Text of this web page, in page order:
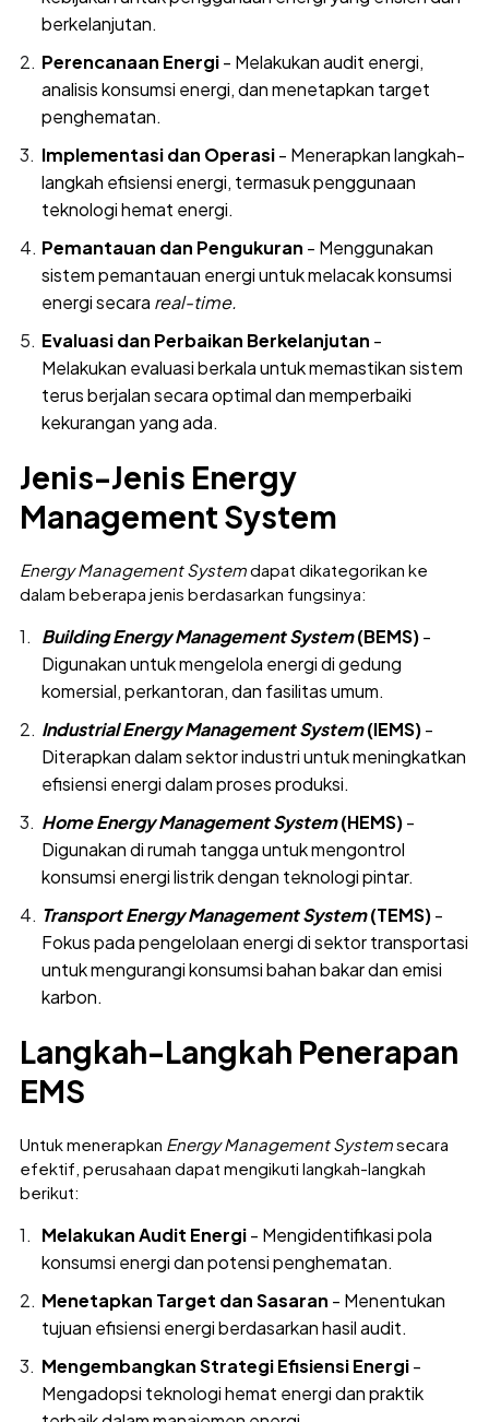
berkelanjutan.
Perencanaan Energi- Melakukan audit energi,
analisis konsumsi energi, dan menetapkan target
penghematan.
Implementasi dan Operasi- Menerapkan langkah-
langkah efisiensi energi, termasuk penggunaan
teknologi hemat energi.
Pemantauan dan Pengukuran - Menggunakan
sistem pemantauan energi untuk melacak konsumsi
energi secara real-time.
Evaluasi dan Perbaikan Berkelanjutan -
Melakukan evaluasi berkala untuk memastikan sistem
terus berjalan secara optimal dan memperbaiki
kekurangan yang ada.
Jenis-Jenis Energy
Management System
Energy Management Systemdapat dikategorikan ke
dalam beberapa jenis berdasarkan fungsinya:
Building Energy Management System(BEMS)-
Digunakan untuk mengelola energi di gedung
komersial, perkantoran, dan fasilitas umum.
Industrial Energy Management System(IEMS)-
Diterapkan dalam sektor industri untuk meningkatkan
efisiensi energi dalam proses produksi.
Home Energy Management System(HEMS)-
Digunakan di rumah tangga untuk mengontrol
konsumsi energi listrik dengan teknologi pintar.
Transport Energy Management System(TEMS)-
Fokus pada pengelolaan energi di sektor transportasi
untuk mengurangi konsumsi bahan bakar dan emisi
karbon.
Langkah-Langkah Penerapan
EMS
Untuk menerapkan Energy Management Systemsecara
efektif, perusahaan dapat mengikuti langkah-langkah
berikut:
Melakukan Audit Energi- Mengidentifikasi pola
konsumsi energi dan potensi penghematan.
Menetapkan Target dan Sasaran - Menentukan
tujuan efisiensi energi berdasarkan hasil audit.
Mengembangkan Strategi Efisiensi Energi-
Mengadopsi teknologi hemat energi dan praktik